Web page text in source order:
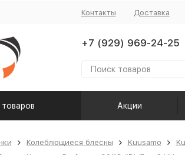
Контакты Доставка
+7 (929) 969-24-25
Акции
Колеблющиеся блесны Kuusamo